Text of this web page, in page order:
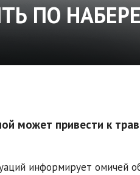
ПО
может привести к
информирует омичей